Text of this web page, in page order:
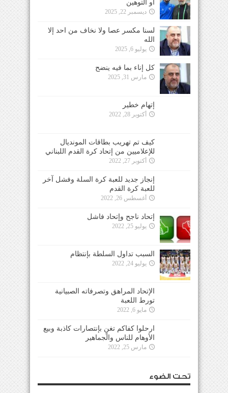
أو التوهين
ديسمبر 22, 2025
لسنا مكسر عصا ولا نخاف من احد إلا
الله
يوليو 6, 2025
كل إناء بما فيه ينضح
مارس 31, 2025
إتهام خطير
أكتوبر 28, 2022
كيف تم تهريب بطاقات المونديال
للإعلاميين من إتحاد كرة القدم اللبناني
أكتوبر 27, 2022
إنجاز جديد للعبة كرة السلة وفشل آخر
للعبة كرة القدم
أغسطس 26, 2022
إتحاد ناجح وإتحاد فاشل
يوليو 25, 2022
السبب تداول السلطة بإنتظام
يوليو 24, 2022
الإتحاد المراهق وتصرفاته الصبيانية
تورط اللعبة
مايو 6, 2022
ارحلوا كفاكم تغنٍ بإنتصارات كاذبة وبيع
الأوهام للناس والجماهير
مارس 25, 2022
تحت الضوء